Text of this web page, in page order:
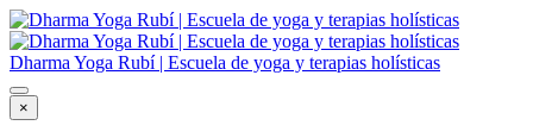
Dharma Yoga Rubí | Escuela de yoga y terapias holísticas
×